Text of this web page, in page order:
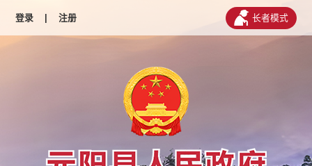
登录 | 注册 长者模式